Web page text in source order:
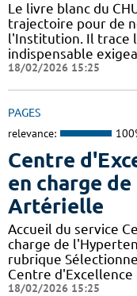
Le livre blanc du
trajectoire pour de
l'Institution. Il trace
indispensable
18/02/2026 15:25
PAGES
relevance:
Centre
en charge
Artérielle
Accueil du service
charge de
rubrique
Centre d'Excellence
18/02/2026 15:25